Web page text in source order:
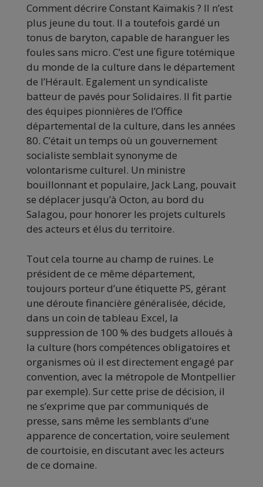
Comment décrire Constant Kaïmakis ? Il n’est
plus jeune du tout. Il a toutefois gardé un
tonus de baryton, capable de haranguer les
foules sans micro. C’est une figure totémique
du monde de la culture dans le département
de l’Hérault. Egalement un syndicaliste
batteur de pavés pour Solidaires. Il fit partie
des équipes pionnières de l’Office
départemental de la culture, dans les années
80. C’était un temps où un gouvernement
socialiste semblait synonyme de
volontarisme culturel. Un ministre
bouillonnant et populaire, Jack Lang, pouvait
se déplacer jusqu’à Octon, au bord du
Salagou, pour honorer les projets culturels
des acteurs et élus du territoire.
Tout cela tourne au champ de ruines. Le
président de ce même département,
toujours porteur d’une étiquette PS, gérant
une déroute financière généralisée, décide,
dans un coin de tableau Excel, la
suppression de 100 % des budgets alloués à
la culture (hors compétences obligatoires et
organismes où il est directement engagé par
convention, avec la métropole de Montpellier
par exemple). Sur cette prise de décision, il
ne s’exprime que par communiqués de
presse, sans même les semblants d’une
apparence de concertation, voire seulement
de courtoisie, en discutant avec les acteurs
de ce domaine.